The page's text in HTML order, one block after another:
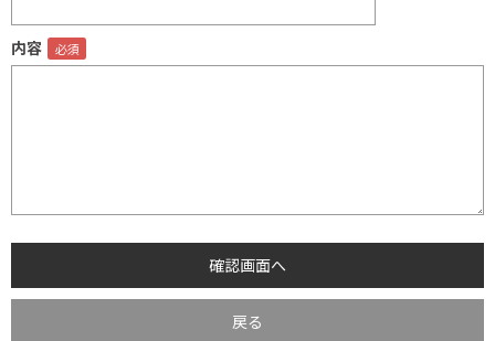
内容